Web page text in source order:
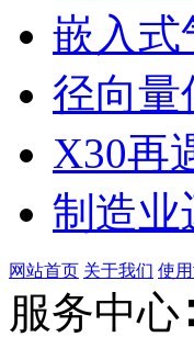
嵌入式
径向量
X30再
制造业
网站首页 关于我们 使
服务中心